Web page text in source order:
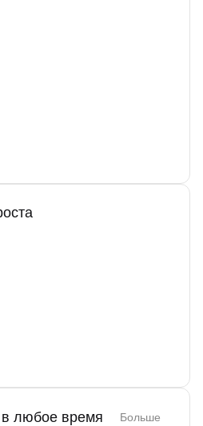
в любое время Больше